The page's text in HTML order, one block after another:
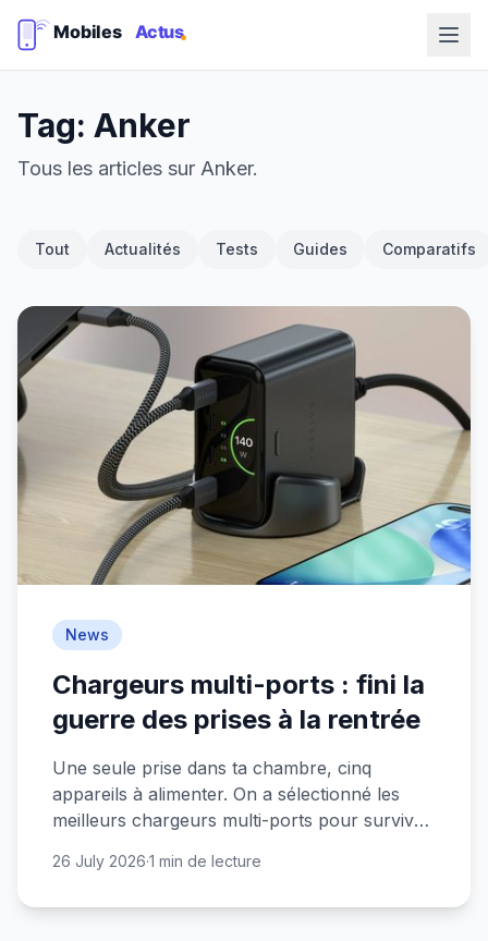
Tag: Anker
Tous les articles sur Anker.
Tout Actualités Tests Guides Comparatifs
News
Chargeurs multi-ports : fini la
guerre des prises à la rentrée
Une seule prise dans ta chambre, cinq
appareils à alimenter. On a sélectionné les
meilleurs chargeurs multi-ports pour survivre
watt.
26 July 2026·1 min de lecture